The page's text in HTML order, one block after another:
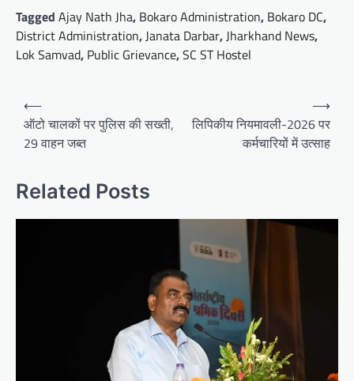
Tagged Ajay Nath Jha, Bokaro Administration, Bokaro DC,
District Administration, Janata Darbar, Jharkhand News,
Lok Samvad, Public Grievance,SC ST Hostel
Post
navigation
⟵
ऑटो चालकों पर पुलिस की सख्ती,
29 वाहन जब्त
लिपिकीय नियमावली-2026 पर
कर्मचारियों में उत्साह
⟶
Related Posts